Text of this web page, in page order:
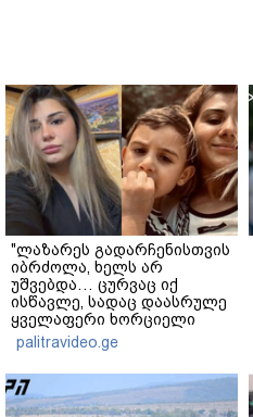
"ლაზარეს გადარჩენისთვის
იბრძოლა, ხელს არ
უშვებდა… ცურვაც იქ
ისწავლე, სადაც დაასრულე
ყველაფერი ხორციელი
ცხოვრებიდან" – რას წერს
ხობში დაღუპული დედა-
შვილის ახლობელი?
palitravideo.ge